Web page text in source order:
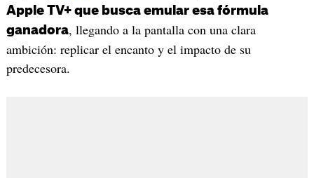
Apple TV+ que busca emular esa fórmula
ganadora, llegando a la pantalla con una clara
ambición: replicar el encanto y el impacto de su
predecesora.